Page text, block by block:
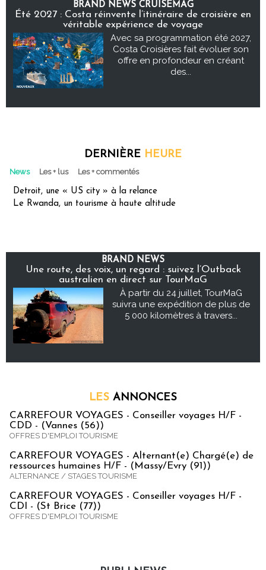
BRAND NEWS CRUISEMAG
Été 2027 : Costa réinvente l’itinéraire de croisière en
véritable expérience de voyage
Avec sa programmation été 2027,
Costa Croisières fait évoluer son
offre en profondeur en créant
des...
DERNIÈRE HEURE
News Les + lus Les + commentés
Detroit, une « US city » à la relance
Le Rwanda, un tourisme à haute altitude
BRAND NEWS
Une route, des voix, un regard : suivez l’Outback
australien en direct sur TourMaG
À partir du 24 juillet, TourMaG
suivra une expédition de plus de
5 000 kilomètres à travers...
LES ANNONCES
CARREFOUR VOYAGES - Conseiller voyages H/F -
CDD - (Vannes (56))
OFFRES D'EMPLOI TOURISME
CARREFOUR VOYAGES - Alternant(e) Chargé(e) de
ressources humaines H/F - (Massy/Evry (91))
ALTERNANCE / STAGES TOURISME
CARREFOUR VOYAGES - Conseiller voyages H/F -
CDI - (St Brice (77))
OFFRES D'EMPLOI TOURISME